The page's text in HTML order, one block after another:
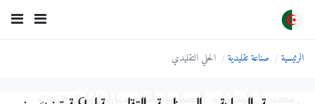
الرئيسية صناعة تقليدية الحلي التقليدي